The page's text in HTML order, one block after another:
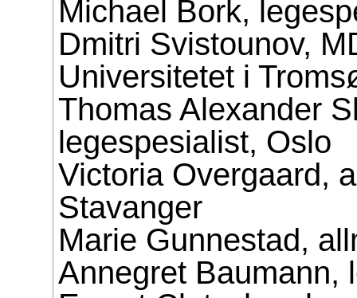
Michael Bork,
Dmitri Svistounov,
Universitetet i
Thomas Alexander
legespesialist, Oslo
Victoria Overgaard,
Stavanger
Marie Gunnestad,
Annegret Baumann,